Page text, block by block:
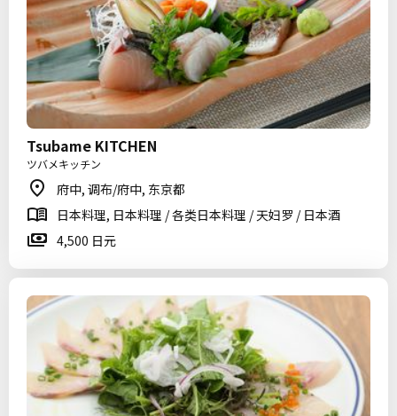
Tsubame KITCHEN
ツバメキッチン
府中, 调布/府中, 东京都
日本料理, 日本料理 / 各类日本料理 / 天妇罗 / 日本酒
4,500 日元